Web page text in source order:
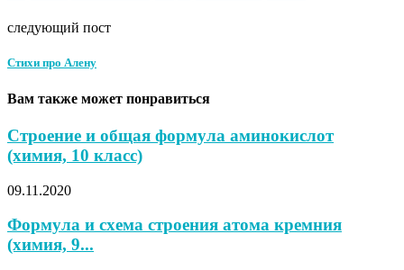
следующий пост
Стихи про Алену
Вам также может понравиться
Строение и общая формула аминокислот
(химия, 10 класс)
09.11.2020
Формула и схема строения атома кремния
(химия, 9...